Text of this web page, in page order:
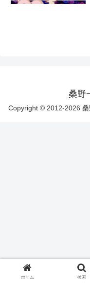
桑野
Copyright © 2012-2026 桑
ホーム 検索